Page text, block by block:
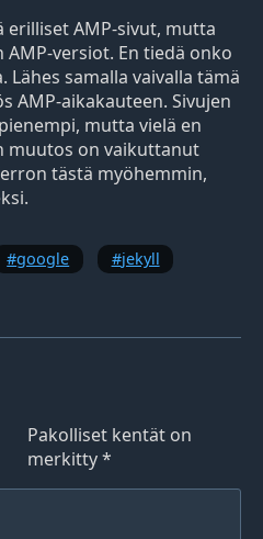
erilliset AMP-sivut, mutta
versiot. En tiedä onko
Lähes samalla vaivalla tämä
AMP-aikakauteen. Sivujen
mutta vielä en
muutos on vaikuttanut
tästä myöhemmin,
google
jekyll
Pakolliset kentät on
merkitty*